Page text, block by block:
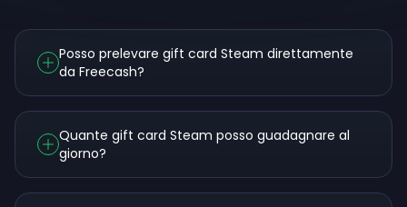
Posso prelevare gift card Steam direttamente
da Freecash?
Quante gift card Steam posso guadagnare al
giorno?